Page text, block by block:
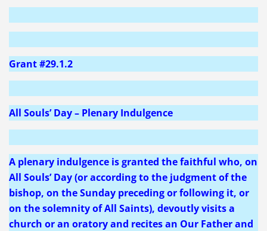
Grant #29.1.2
All Souls’ Day – Plenary Indulgence
A plenary indulgence is granted the faithful who, on
All Souls’ Day (or according to the judgment of the
bishop, on the Sunday preceding or following it, or
on the solemnity of All Saints), devoutly visits a
church or an oratory and recites an Our Father and